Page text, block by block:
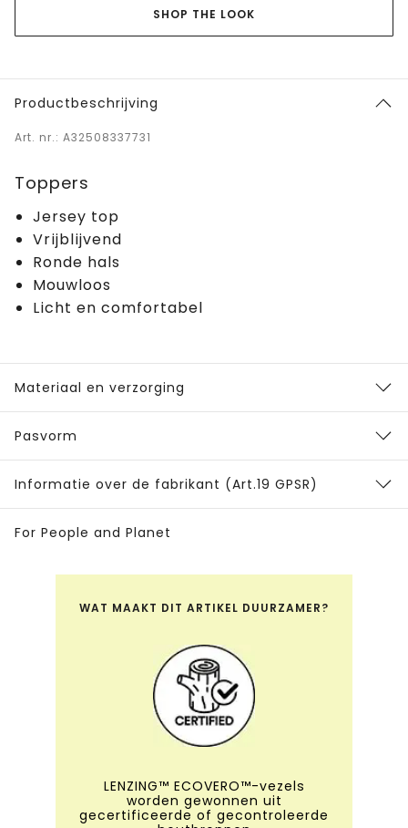
SHOP THE LOOK
Productbeschrijving
Art. nr.: A32508337731
Toppers
Jersey top
Vrijblijvend
Ronde hals
Mouwloos
Licht en comfortabel
Materiaal en verzorging
Pasvorm
Informatie over de fabrikant (Art.19 GPSR)
For People and Planet
WAT MAAKT DIT ARTIKEL DUURZAMER?
LENZING™ ECOVERO™-vezels
worden gewonnen uit
gecertificeerde of gecontroleerde